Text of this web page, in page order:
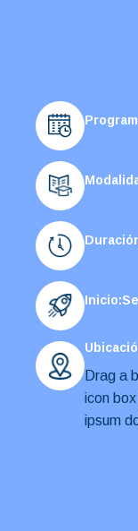
Inicio:
Drag a
icon
ipsum